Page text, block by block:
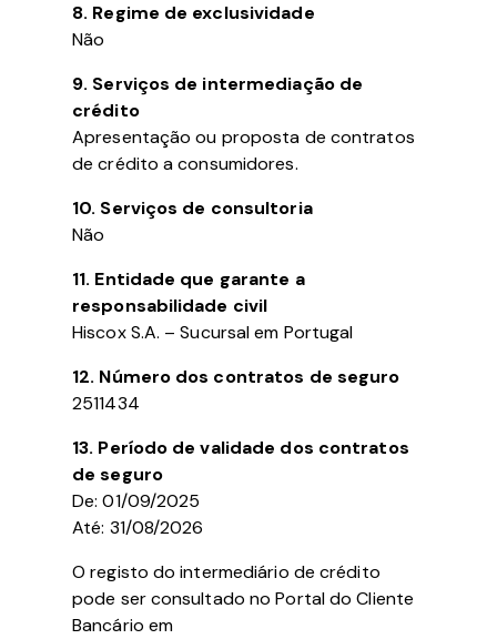
8. Regime de exclusividade
Não
9. Serviços de intermediação de
crédito
Apresentação ou proposta de contratos
de crédito a consumidores.
10. Serviços de consultoria
Não
11. Entidade que garante a
responsabilidade civil
Hiscox S.A. – Sucursal em Portugal
12. Número dos contratos de seguro
2511434
13. Período de validade dos contratos
de seguro
De: 01/09/2025
Até: 31/08/2026
O registo do intermediário de crédito
pode ser consultado no Portal do Cliente
Bancário em